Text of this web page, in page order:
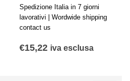
Spedizione Italia in 7 giorni
lavorativi | Wordwide shipping
contact us
€15,22 iva esclusa